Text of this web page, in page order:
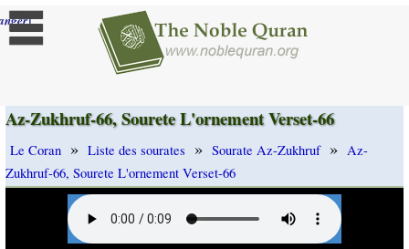
]
Az-Zukhruf-66, Sourete L'ornement Verset-66
Le Coran » Liste des sourates » Sourate Az-Zukhruf » Az-
Zukhruf-66, Sourete L'ornement Verset-66